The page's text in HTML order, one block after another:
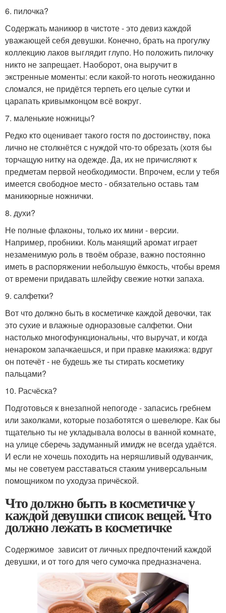
6. пилочка?
Содержать маникюр в чистоте - это девиз каждой
уважающей себя девушки. Конечно, брать на прогулку
коллекцию лаков выглядит глупо. Но положить пилочку
никто не запрещает. Наоборот, она выручит в
экстренные моменты: если какой-то ноготь неожиданно
сломался, не придётся терпеть его целые сутки и
царапать кривымконцом всё вокруг.
7. маленькие ножницы?
Редко кто оценивает такого гостя по достоинству, пока
лично не столкнётся с нуждой что-то обрезать (хотя бы
торчащую нитку на одежде. Да, их не причисляют к
предметам первой необходимости. Впрочем, если у тебя
имеется свободное место - обязательно оставь там
маникюрные ножнички.
8. духи?
Не полные флаконы, только их мини - версии.
Например, пробники. Коль манящий аромат играет
незаменимую роль в твоём образе, важно постоянно
иметь в распоряжении небольшую ёмкость, чтобы время
от времени придавать шлейфу свежие нотки запаха.
9. салфетки?
Вот что должно быть в косметичке каждой девочки, так
это сухие и влажные одноразовые салфетки. Они
настолько многофункциональны, что выручат, и когда
ненароком запачкаешься, и при правке макияжа: вдруг
он потечёт - не будешь же ты стирать косметику
пальцами?
10. Расчёска?
Подготовься к внезапной непогоде - запасись гребнем
или заколками, которые позаботятся о шевелюре. Как бы
тщательно ты не укладывала волосы в ванной комнате,
на улице сберечь задуманный имидж не всегда удаётся.
И если не хочешь походить на неряшливый одуванчик,
мы не советуем расставаться стаким универсальным
помощником по уходуза причёской.
Что должно быть в косметичке у
каждой девушки список вещей. Что
должно лежать в косметичке
Содержимое зависит от личных предпочтений каждой
девушки, и от того для чего сумочка предназначена.